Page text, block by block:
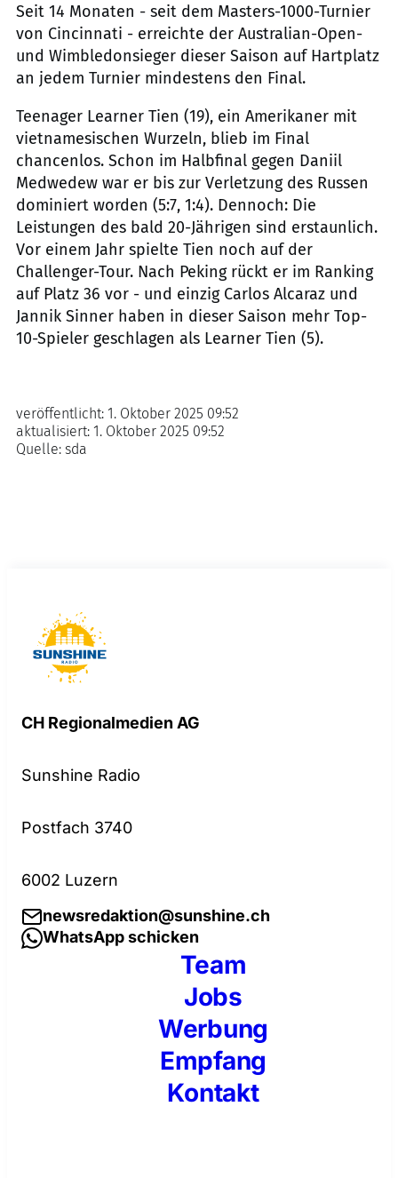
Seit 14 Monaten - seit dem Masters-1000-Turnier
von Cincinnati - erreichte der Australian-Open-
und Wimbledonsieger dieser Saison auf Hartplatz
an jedem Turnier mindestens den Final.
Teenager Learner Tien (19), ein Amerikaner mit
vietnamesischen Wurzeln, blieb im Final
chancenlos. Schon im Halbfinal gegen Daniil
Medwedew war er bis zur Verletzung des Russen
dominiert worden (5:7, 1:4). Dennoch: Die
Leistungen des bald 20-Jährigen sind erstaunlich.
Vor einem Jahr spielte Tien noch auf der
Challenger-Tour. Nach Peking rückt er im Ranking
auf Platz 36 vor - und einzig Carlos Alcaraz und
Jannik Sinner haben in dieser Saison mehr Top-
10-Spieler geschlagen als Learner Tien (5).
Quelle: sda
veröffentlicht: 1. Oktober 2025 09:52
aktualisiert: 1. Oktober 2025 09:52
CH Regionalmedien AG
Sunshine Radio
Postfach 3740
6002 Luzern
newsredaktion@sunshine.ch
WhatsApp schicken
Team
Jobs
Werbung
Empfang
Kontakt